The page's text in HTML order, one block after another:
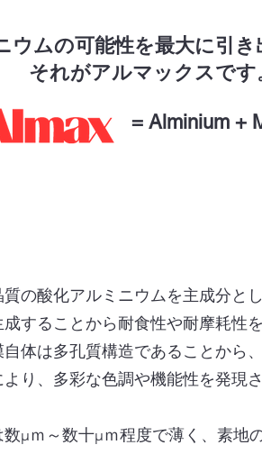
ウムの可能性を最大に引き
それがアルマックスです
= Alminium +
の酸化アルミニウムを主成分とし
することから耐食性や耐摩耗性
体は多孔質構造であることから
り、多彩な色調や機能性を発現さ
μｍ～数十μｍ程度で薄く、素地